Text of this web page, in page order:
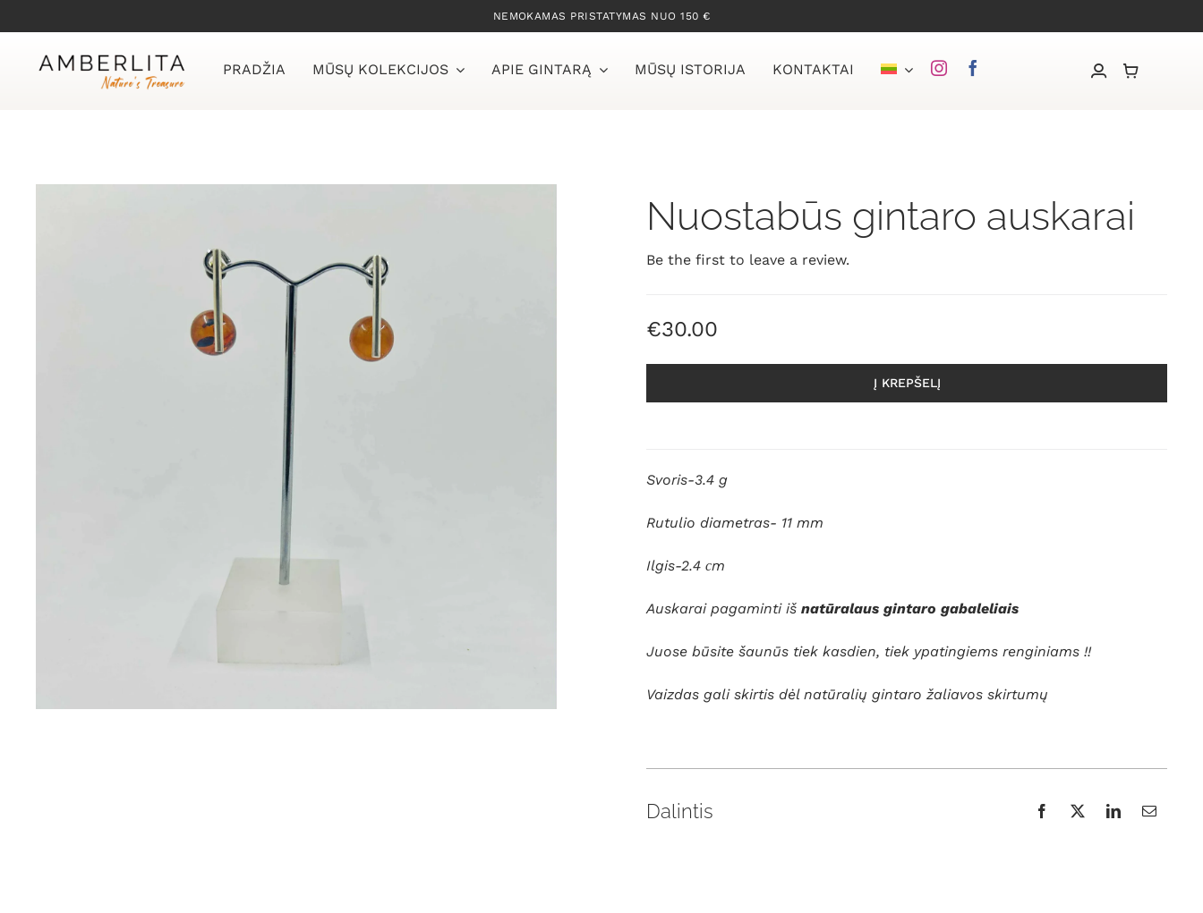
to
content
NEMOKAMAS PRISTATYMAS NUO 150 €
PRADŽIA MŪSŲ KOLEKCIJOS APIE GINTARĄ MŪSŲ ISTORIJA KONTAKTAI
Nuostabūs gintaro auskarai
Be the first to leave a review.
€30.00
Į KREPŠELĮ
Svoris-3.4 g
Rutulio diametras- 11 mm
Ilgis-2.4 сm
Auskarai pagaminti iš natūralaus gintaro gabaleliais
Juose būsite šaunūs tiek kasdien, tiek ypatingiems renginiams !!
Vaizdas gali skirtis dėl natūralių gintaro žaliavos skirtumų
Dalintis